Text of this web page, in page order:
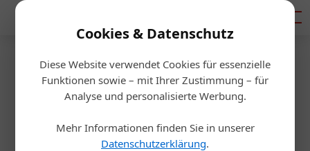
Cookies & Datenschutz
Diese Website verwendet Cookies für essenzielle
Funktionen sowie – mit Ihrer Zustimmung – für
Analyse und personalisierte Werbung.
Mehr Informationen finden Sie in unserer
Datenschutzerklärung.
Startseite Handel
#Gastrofüralle: Metro startet
Initiative für Wirte